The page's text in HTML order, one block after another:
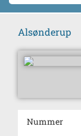
Alsønderup
Nummer